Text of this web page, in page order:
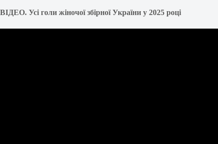
ВІДЕО. Усі голи жіночої збірної України у 2025 році